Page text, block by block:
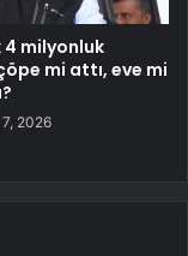
4 milyonluk
mi attı, eve mi
2026